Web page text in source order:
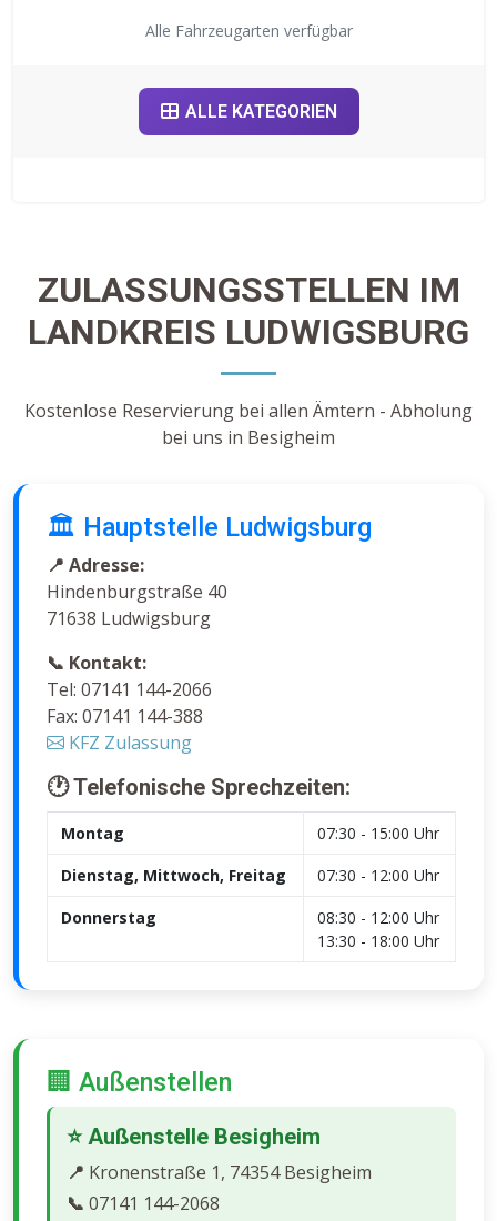
Alle Fahrzeugarten verfügbar
ALLE KATEGORIEN
ZULASSUNGSSTELLEN IM
LANDKREIS LUDWIGSBURG
Kostenlose Reservierung bei allen Ämtern - Abholung
bei uns in Besigheim
🏛️ Hauptstelle Ludwigsburg
📍 Adresse:
Hindenburgstraße 40
71638 Ludwigsburg
📞 Kontakt:
Tel: 07141 144-2066
Fax: 07141 144-388
KFZ Zulassung
🕐 Telefonische Sprechzeiten:
Montag
07:30 - 15:00 Uhr
Dienstag, Mittwoch, Freitag
07:30 - 12:00 Uhr
Donnerstag
08:30 - 12:00 Uhr
13:30 - 18:00 Uhr
🏢 Außenstellen
⭐ Außenstelle Besigheim
📍 Kronenstraße 1, 74354 Besigheim
📞 07141 144-2068